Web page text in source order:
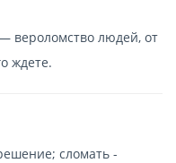
вероломство людей, от
ждете.
сломать -